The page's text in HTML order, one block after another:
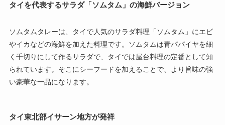
タイを代表するサラダ「ソムタム」の海鮮バージョン
ソムタムタレーは、タイで人気のサラダ料理「ソムタム」にエビ
やイカなどの海鮮を加えた料理です。ソムタムは青パパイヤを細
く千切りにして作るサラダで、タイでは屋台料理の定番として知
られています。そこにシーフードを加えることで、より旨味の強
い豪華な一品になります。
タイ東北部イサーン地方が発祥